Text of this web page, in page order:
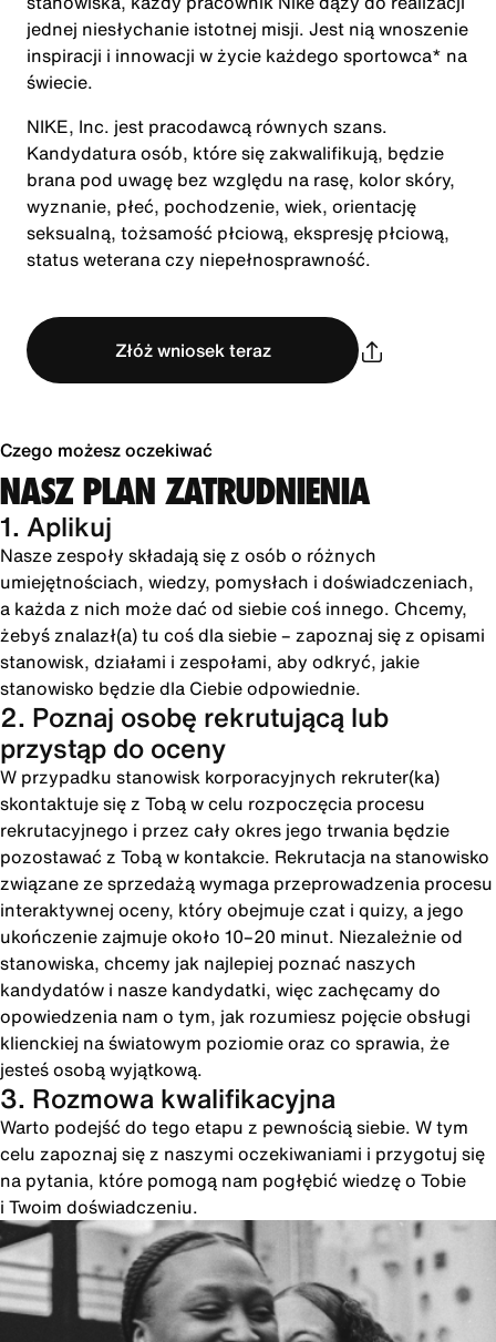
jednej niesłychanie istotnej misji. Jest nią wnoszenie
inspiracji i innowacji w życie każdego sportowca* na
świecie.
NIKE, Inc. jest pracodawcą równych szans.
Kandydatura osób, które się zakwalifikują, będzie
brana pod uwagę bez względu na rasę, kolor skóry,
wyznanie, płeć, pochodzenie, wiek, orientację
seksualną, tożsamość płciową, ekspresję płciową,
status weterana czy niepełnosprawność.
Złóż wniosek teraz
Czego możesz oczekiwać
NASZ PLAN ZATRUDNIENIA
1. Aplikuj
Nasze zespoły składają się z osób o różnych
umiejętnościach, wiedzy, pomysłach i doświadczeniach,
a każda z nich może dać od siebie coś innego. Chcemy,
żebyś znalazł(a) tu coś dla siebie – zapoznaj się z opisami
stanowisk, działami i zespołami, aby odkryć, jakie
stanowisko będzie dla Ciebie odpowiednie.
2. Poznaj osobę rekrutującą lub
przystąp do oceny
W przypadku stanowisk korporacyjnych rekruter(ka)
skontaktuje się z Tobą w celu rozpoczęcia procesu
rekrutacyjnego i przez cały okres jego trwania będzie
pozostawać z Tobą w kontakcie. Rekrutacja na stanowisko
związane ze sprzedażą wymaga przeprowadzenia procesu
interaktywnej oceny, który obejmuje czat i quizy, a jego
ukończenie zajmuje około 10–20 minut. Niezależnie od
stanowiska, chcemy jak najlepiej poznać naszych
kandydatów i nasze kandydatki, więc zachęcamy do
opowiedzenia nam o tym, jak rozumiesz pojęcie obsługi
klienckiej na światowym poziomie oraz co sprawia, że
jesteś osobą wyjątkową.
3. Rozmowa kwalifikacyjna
Warto podejść do tego etapu z pewnością siebie. W tym
celu zapoznaj się z naszymi oczekiwaniami i przygotuj się
na pytania, które pomogą nam pogłębić wiedzę o Tobie
i Twoim doświadczeniu.